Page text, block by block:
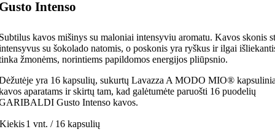
Intenso
kavos mišinys su maloniai intensyviu aromatu. Kavos skonis
su šokolado natomis, o poskonis yra ryškus ir ilgai
žmonėms, norintiems papildomos energijos pliūpsnio.
yra 16 kapsulių, sukurtų Lavazza A MODO MIO®
aparatams ir skirtų tam, kad galėtumėte paruošti 16 puodelių
Gusto Intenso kavos.
Kiekis1 vnt. / 16 kapsulių